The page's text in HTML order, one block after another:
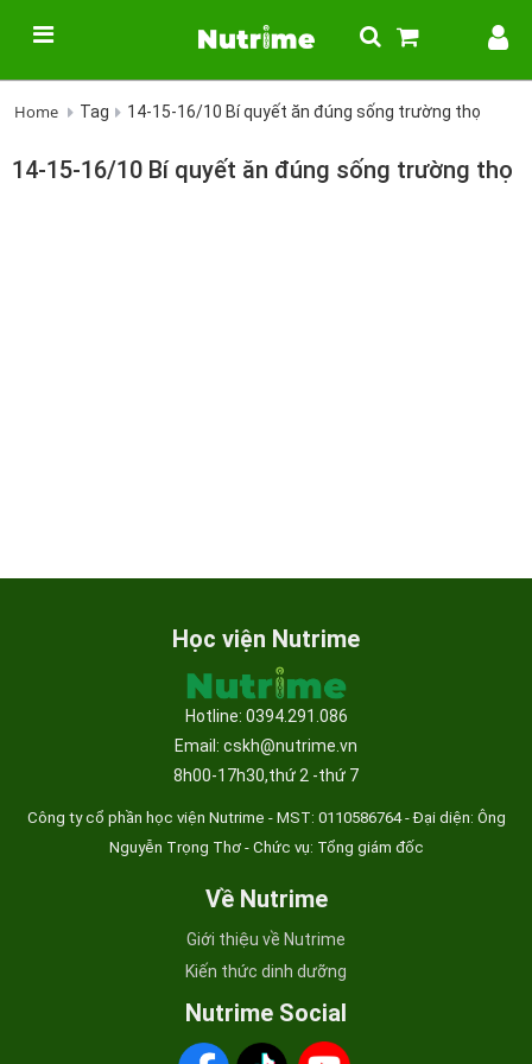
Home Tag 14-15-16/10 Bí quyết ăn đúng sống trường thọ
14-15-16/10 Bí quyết ăn đúng sống trường thọ
Học viện Nutrime
Hotline: 0394.291.086
Email: cskh@nutrime.vn
8h00-17h30,thứ 2 -thứ 7
Công ty cổ phần học viện Nutrime - MST: 0110586764 - Đại diện: Ông
Nguyễn Trọng Thơ - Chức vụ: Tổng giám đốc
Về Nutrime
Giới thiệu về Nutrime
Kiến thức dinh dưỡng
Nutrime Social